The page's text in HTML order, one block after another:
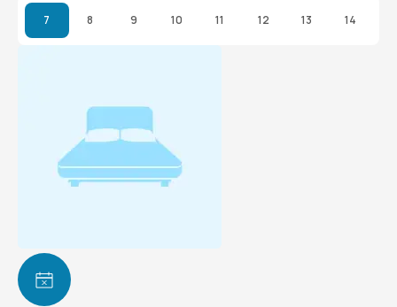
7 8 9 10 11 12 13 14